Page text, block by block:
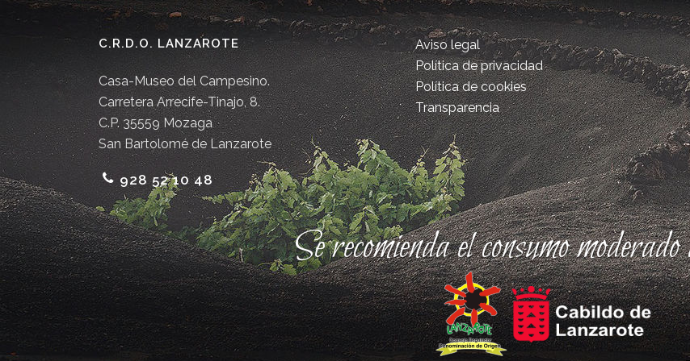
C.R.D.O. LANZAROTE
Casa-Museo del Campesino.
Carretera Arrecife-Tinajo, 8.
C.P. 35559 Mozaga
San Bartolomé de Lanzarote
928 52 10 48
Aviso legal
Política de privacidad
Política de cookies
Transparencia
Se recomienda el consumo